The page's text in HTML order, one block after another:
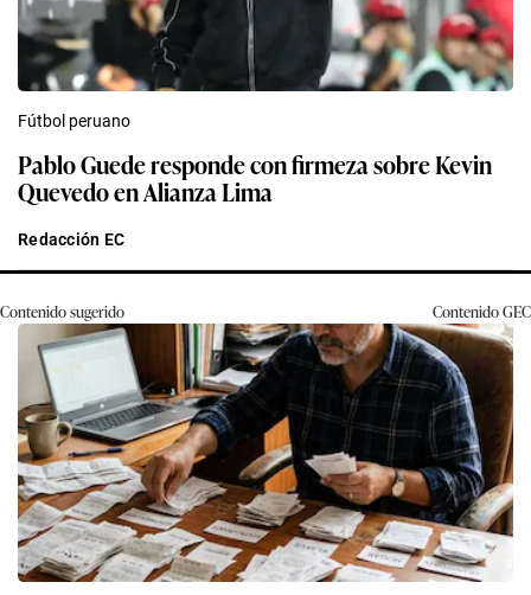
Fútbol peruano
Pablo Guede responde con firmeza sobre Kevin
Quevedo en Alianza Lima
Redacción EC
Contenido sugerido ContenidoGEC